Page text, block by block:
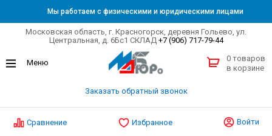
Мы работаем с физическими и юридическими лицами
Московская область, г. Красногорск, деревня Гольево, ул.
Центральная, д. 6Бс1 СКЛАД +7 (906) 717-79-44
Заказать обратный звонок
0 товаров
в корзине
Сравнение Избранное Войти